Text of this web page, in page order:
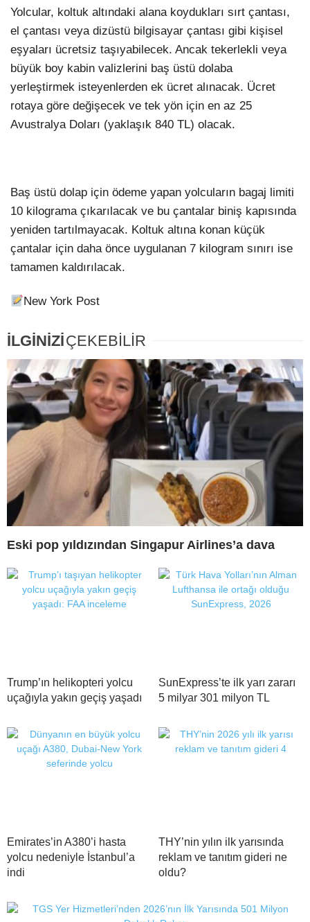
Yolcular, koltuk altındaki alana koydukları sırt çantası,
el çantası veya dizüstü bilgisayar çantası gibi kişisel
eşyaları ücretsiz taşıyabilecek. Ancak tekerlekli veya
büyük boy kabin valizlerini baş üstü dolaba
yerleştirmek isteyenlerden ek ücret alınacak. Ücret
rotaya göre değişecek ve tek yön için en az 25
Avustralya Doları (yaklaşık 840 TL) olacak.
Baş üstü dolap için ödeme yapan yolcuların bagaj limiti
10 kilograma çıkarılacak ve bu çantalar biniş kapısında
yeniden tartılmayacak. Koltuk altına konan küçük
çantalar için daha önce uygulanan 7 kilogram sınırı ise
tamamen kaldırılacak.
New York Post
İLGİNİZİÇEKEBİLİR
Eski pop yıldızından Singapur Airlines’a dava
Trump’ın helikopteri yolcu
uçağıyla yakın geçiş yaşadı
SunExpress’te ilk yarı zararı
5 milyar 301 milyon TL
Emirates’in A380’i hasta
yolcu nedeniyle İstanbul’a
indi
THY’nin yılın ilk yarısında
reklam ve tanıtım gideri ne
oldu?